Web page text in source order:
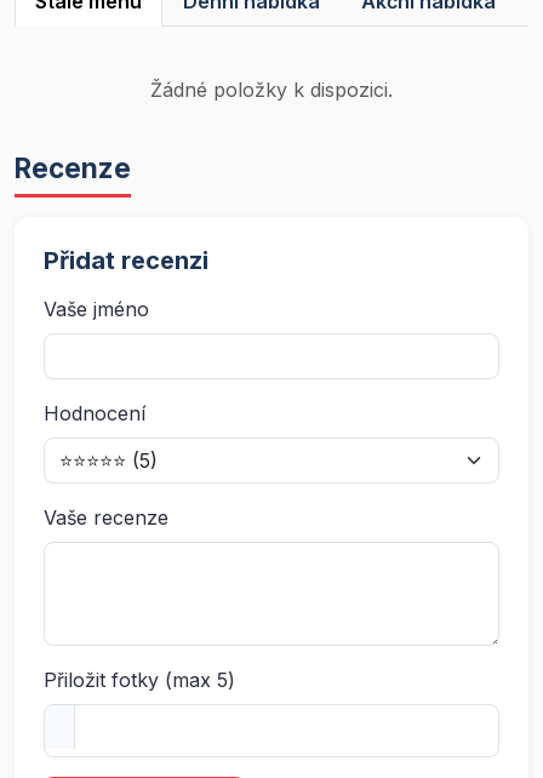
Žádné položky k dispozici.
Recenze
Přidat recenzi
Vaše jméno
Hodnocení
Vaše recenze
Přiložit fotky (max 5)